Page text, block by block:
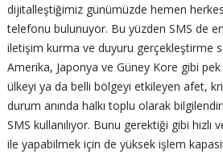
dijitalleştiğimiz günümüzde hemen
telefonu bulunuyor. Bu yüzden SMS de
iletişim kurma ve duyuru gerçekleştirme
Amerika, Japonya ve Güney Kore gibi
ülkeyi ya da belli bölgeyi etkileyen afet,
durum anında halkı toplu olarak
SMS kullanılıyor. Bunu gerektiği gibi hızlı
ile yapabilmek için de yüksek işlem